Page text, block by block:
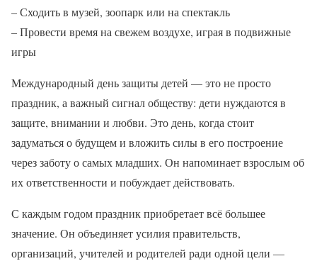
– Сходить в музей, зоопарк или на спектакль
– Провести время на свежем воздухе, играя в подвижные
игры
Международный день защиты детей — это не просто
праздник, а важный сигнал обществу: дети нуждаются в
защите, внимании и любви. Это день, когда стоит
задуматься о будущем и вложить силы в его построение
через заботу о самых младших. Он напоминает взрослым об
их ответственности и побуждает действовать.
С каждым годом праздник приобретает всё большее
значение. Он объединяет усилия правительств,
организаций, учителей и родителей ради одной цели —